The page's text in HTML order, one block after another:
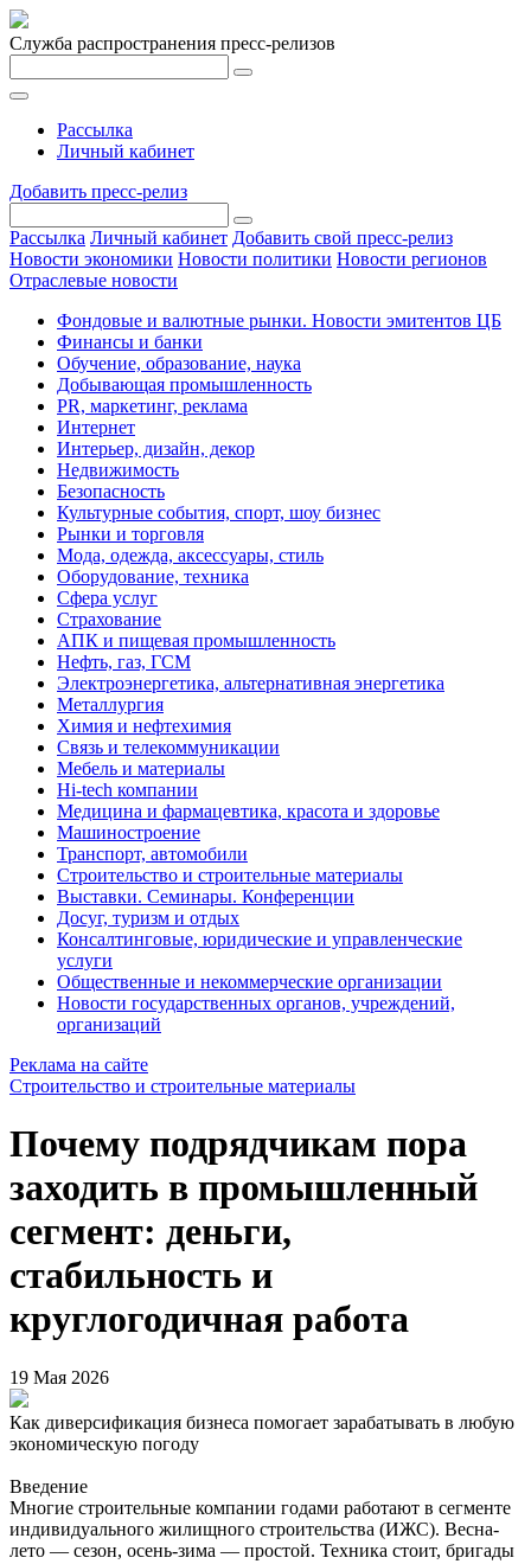
Служба распространения пресс-релизов
Рассылка
Личный кабинет
Добавить пресс-релиз
Рассылка Личный кабинет Добавить свой пресс-релиз
Новости экономики Новости политики Новости регионов
Отраслевые новости
Фондовые и валютные рынки. Новости эмитентов ЦБ
Финансы и банки
Обучение, образование, наука
Добывающая промышленность
PR, маркетинг, реклама
Интернет
Интерьер, дизайн, декор
Недвижимость
Безопасность
Культурные события, спорт, шоу бизнес
Рынки и торговля
Мода, одежда, аксессуары, стиль
Оборудование, техника
Сфера услуг
Страхование
АПК и пищевая промышленность
Нефть, газ, ГСМ
Электроэнергетика, альтернативная энергетика
Металлургия
Химия и нефтехимия
Связь и телекоммуникации
Мебель и материалы
Hi-tech компании
Медицина и фармацевтика, красота и здоровье
Машиностроение
Транспорт, автомобили
Строительство и строительные материалы
Выставки. Семинары. Конференции
Досуг, туризм и отдых
Консалтинговые, юридические и управленческие
услуги
Общественные и некоммерческие организации
Новости государственных органов, учреждений,
организаций
Реклама на сайте
Строительство и строительные материалы
Почему подрядчикам пора
заходить в промышленный
сегмент: деньги,
стабильность и
круглогодичная работа
19 Мая 2026
Как диверсификация бизнеса помогает зарабатывать в любую
экономическую погоду
Введение
Многие строительные компании годами работают в сегменте
индивидуального жилищного строительства (ИЖС). Весна-
лето — сезон, осень-зима — простой. Техника стоит, бригады